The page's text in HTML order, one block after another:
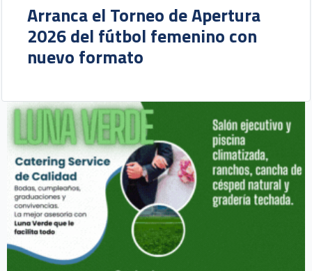
Arranca el Torneo de Apertura
2026 del fútbol femenino con
nuevo formato